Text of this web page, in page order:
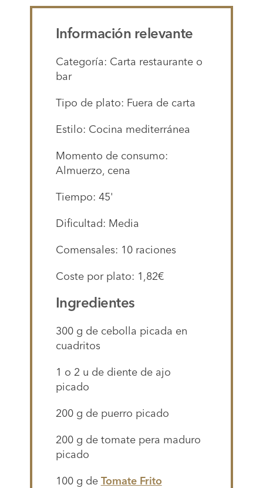
Información relevante
Categoría: Carta restaurante o
bar
Tipo de plato: Fuera de carta
Estilo: Cocina mediterránea
Momento de consumo:
Almuerzo, cena
Tiempo: 45'
Dificultad: Media
Comensales: 10 raciones
Coste por plato: 1,82€
Ingredientes
300 g de cebolla picada en
cuadritos
1 o 2 u de diente de ajo
picado
200 g de puerro picado
200 g de tomate pera maduro
picado
100 g de Tomate Frito